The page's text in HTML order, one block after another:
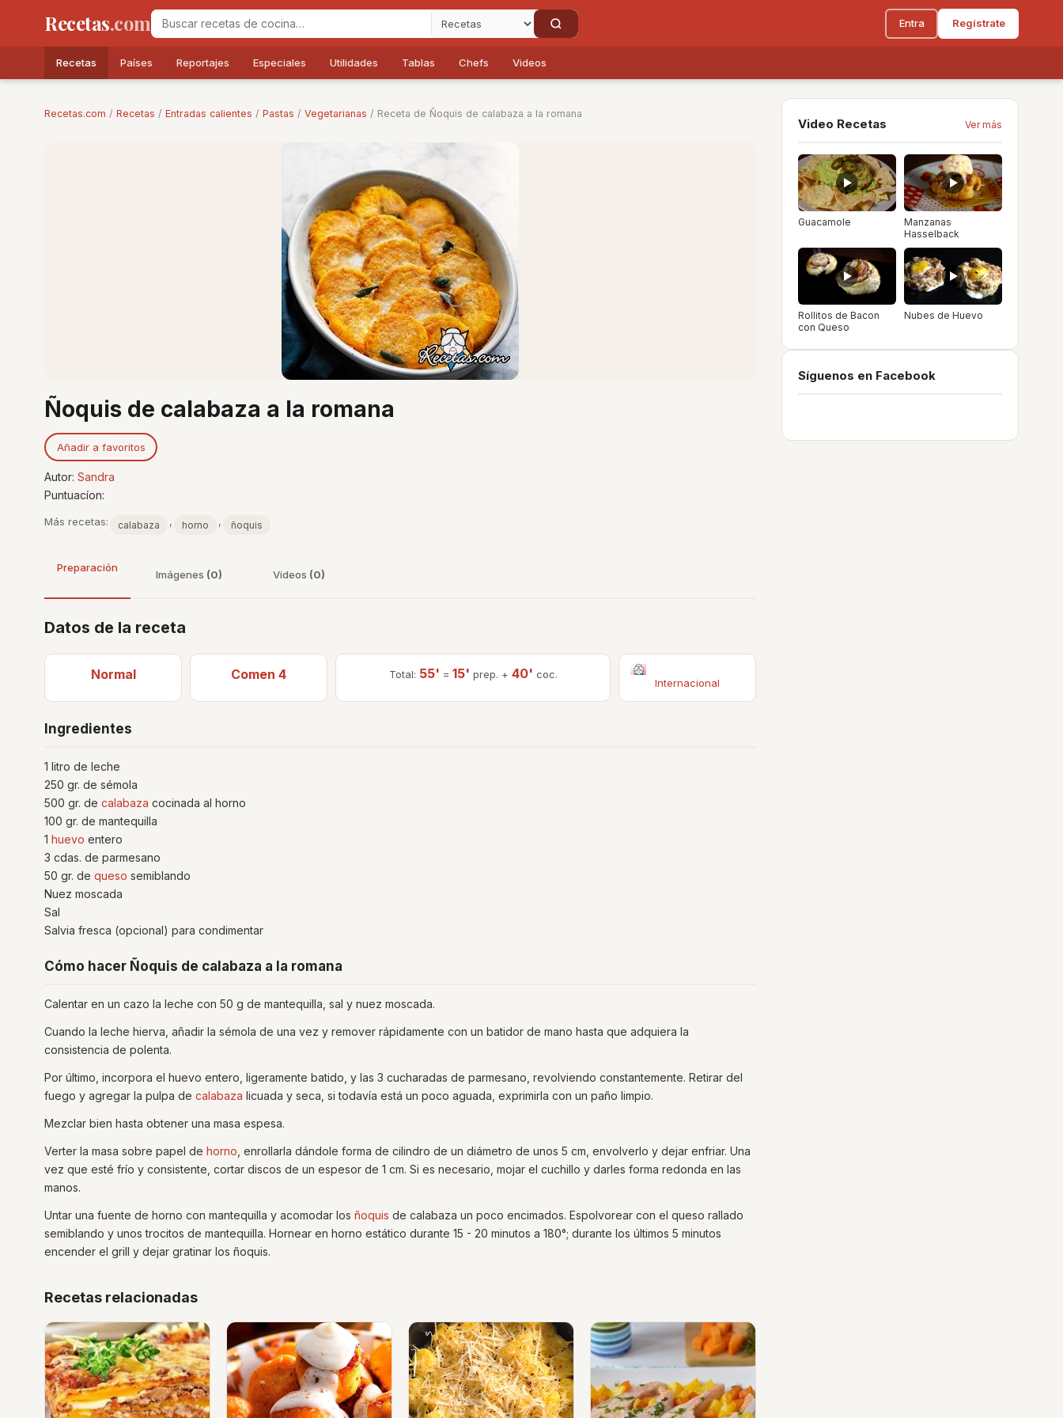
Recetas.com Entra Regístrate
Recetas Países Reportajes Especiales Utilidades Tablas Chefs Videos
Recetas.com / Recetas / Entradas calientes / Pastas / Vegetarianas / Receta de Ñoquis de calabaza a la romana
Ñoquis de calabaza a la romana
Añadir a favoritos
Autor: Sandra
Puntuacíon:
Más recetas: calabaza , horno , ñoquis
Preparación
Imágenes (0) Videos (0)
Datos de la receta
Normal Comen 4 Total: 55' = 15' prep. + 40' coc.
Internacional
Ingredientes
1 litro de leche
250 gr. de sémola
500 gr. de calabaza cocinada al horno
100 gr. de mantequilla
1 huevo entero
3 cdas. de parmesano
50 gr. de queso semiblando
Nuez moscada
Sal
Salvia fresca (opcional) para condimentar
Cómo hacer Ñoquis de calabaza a la romana
Calentar en un cazo la leche con 50 g de mantequilla, sal y nuez moscada.
Cuando la leche hierva, añadir la sémola de una vez y remover rápidamente con un batidor de mano hasta que adquiera la
consistencia de polenta.
Por último, incorpora el huevo entero, ligeramente batido, y las 3 cucharadas de parmesano, revolviendo constantemente. Retirar del
fuego y agregar la pulpa de calabaza licuada y seca, si todavía está un poco aguada, exprimirla con un paño limpio.
Mezclar bien hasta obtener una masa espesa.
Verter la masa sobre papel de horno , enrollarla dándole forma de cilindro de un diámetro de unos 5 cm, envolverlo y dejar enfriar. Una
vez que esté frío y consistente, cortar discos de un espesor de 1 cm. Si es necesario, mojar el cuchillo y darles forma redonda en las
manos.
Untar una fuente de horno con mantequilla y acomodar los ñoquis de calabaza un poco encimados. Espolvorear con el queso rallado
semiblando y unos trocitos de mantequilla. Hornear en horno estático durante 15 - 20 minutos a 180°; durante los últimos 5 minutos
encender el grill y dejar gratinar los ñoquis.
Recetas relacionadas
Video Recetas Ver más
Guacamole
Manzanas
Hasselback
Rollitos de Bacon
con Queso
Nubes de Huevo
Síguenos en Facebook